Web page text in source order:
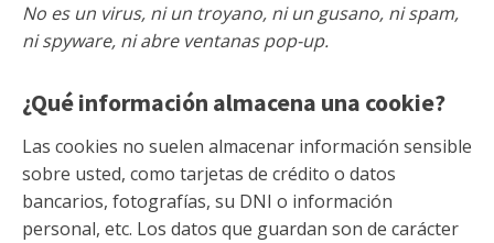
No es un virus, ni un troyano, ni un gusano, ni spam,
ni spyware, ni abre ventanas pop-up.
¿Qué información almacena una cookie?
Las cookies no suelen almacenar información sensible
sobre usted, como tarjetas de crédito o datos
bancarios, fotografías, su DNI o información
personal, etc. Los datos que guardan son de carácter